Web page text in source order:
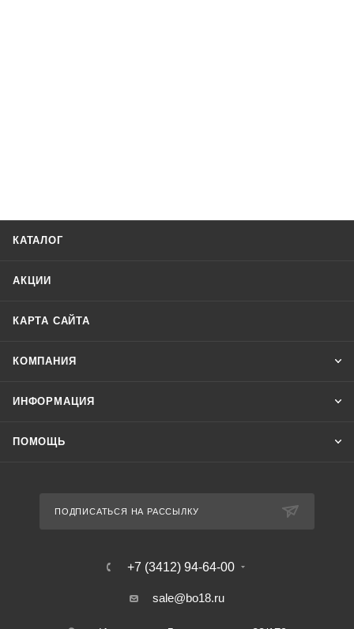
КАТАЛОГ
АКЦИИ
КАРТА САЙТА
КОМПАНИЯ
ИНФОРМАЦИЯ
ПОМОЩЬ
ПОДПИСАТЬСЯ НА РАССЫЛКУ
+7 (3412) 94-64-00
sale@bo18.ru